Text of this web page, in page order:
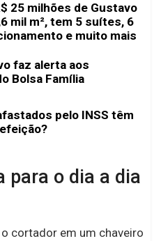
25 milhões de Gustavo
mil m², tem 5 suítes, 6
e muito mais
faz alerta aos
Bolsa Família
pelo INSS têm
para o dia a dia
cortador em um chaveiro